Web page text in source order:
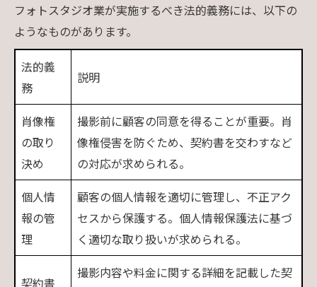
フォトスタジオ業が実施するべき法的義務には、以下の
ようなものがあります。
法的義
務
説明
肖像権
の取り
決め
撮影前に顧客の同意を得ることが重要。肖
像権侵害を防ぐため、契約書を交わすなど
の対応が求められる。
個人情
報の管
理
顧客の個人情報を適切に管理し、不正アク
セスから保護する。個人情報保護法に基づ
く適切な取り扱いが求められる。
契約書
撮影内容や料金に関する詳細を記載した契